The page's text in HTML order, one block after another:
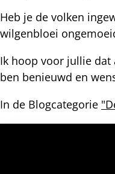
Heb je de volken
wilgenbloei
Ik hoop voor jullie dat
ben benieuwd en
In de Blogcategorie